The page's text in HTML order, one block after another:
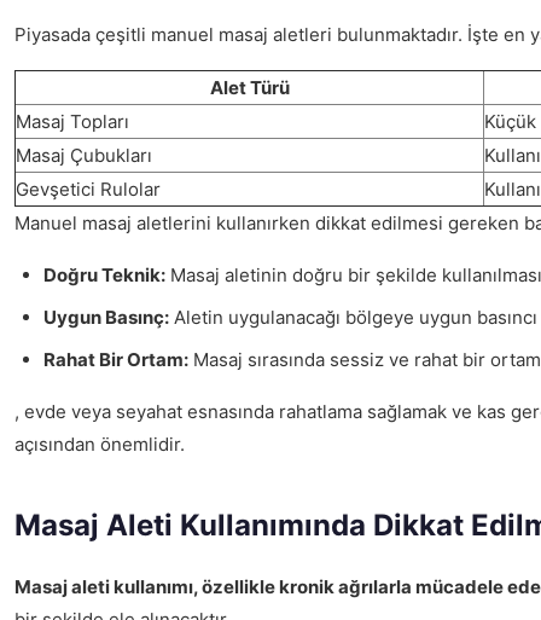
Piyasada çeşitli manuel masaj aletleri bulunmaktadır. İşte en
Alet Türü
Masaj Topları
Küçük
Masaj Çubukları
Gevşetici Rulolar
Manuel masaj aletlerini kullanırken dikkat edilmesi gereken
Doğru Teknik: Masaj aletinin doğru bir şekilde
Uygun Basınç: Aletin uygulanacağı bölgeye uygun
Rahat Bir Ortam: Masaj sırasında sessiz ve rahat bir
, evde veya seyahat esnasında rahatlama sağlamak ve kas
açısından önemlidir.
Masaj Aleti Kullanımında Dikkat
Masaj aleti kullanımı, özellikle kronik ağrılarla mücadele